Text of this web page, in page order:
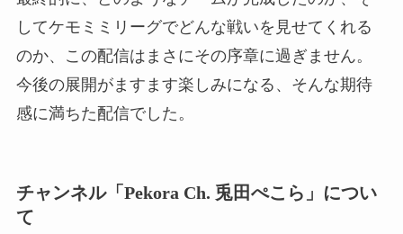
してケモミミリーグでどんな戦いを見せてくれる
のか、この配信はまさにその序章に過ぎません。
今後の展開がますます楽しみになる、そんな期待
感に満ちた配信でした。
チャンネル「Pekora Ch. 兎田ぺこら」につい
て